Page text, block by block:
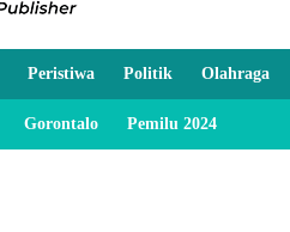
Peristiwa Politik Olahraga
Gorontalo Pemilu 2024